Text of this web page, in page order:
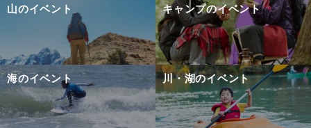
山のイベント キャンプのイベント
海のイベント 川・湖のイベント